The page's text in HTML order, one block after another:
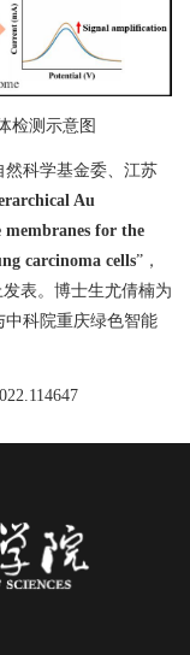
检测示意图
科学基金委、江苏
Au
membranes for the
carcinoma cells” ，
发表。博士生尤倩楠为
科院重庆绿色智能